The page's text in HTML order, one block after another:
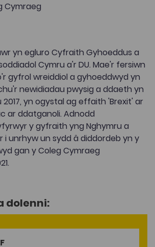
Cymraeg
yn egluro Cyfraith Gyhoeddus a
Cymru a'r DU. Mae'r fersiwn
gyfrol wreiddiol a gyhoeddwyd yn
newidiadau pwysig a ddaeth yn
yn ogystal ag effaith 'Brexit' ar
ar ddatganoli. Adnodd
y gyfraith yng Nghymru a
unrhyw un sydd â diddordeb yn y
gan y Coleg Cymraeg
dolenni: